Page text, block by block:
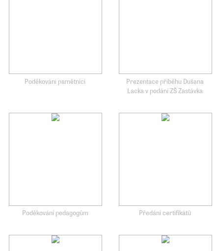
Poděkování pamětnici
Prezentace příběhu Dušana
Lacka v podání ZŠ Zastávka
Poděkování pedagogům Předání certifikátů